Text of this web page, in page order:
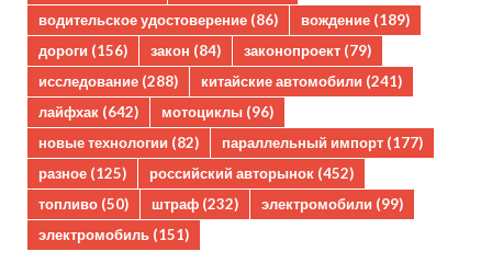
водительское удостоверение (86) вождение (189)
дороги (156) закон (84) законопроект (79)
исследование (288) китайские автомобили (241)
лайфхак (642) мотоциклы (96)
новые технологии (82) параллельный импорт (177)
разное (125) российский авторынок (452)
топливо (50) штраф (232) электромобили (99)
электромобиль (151)